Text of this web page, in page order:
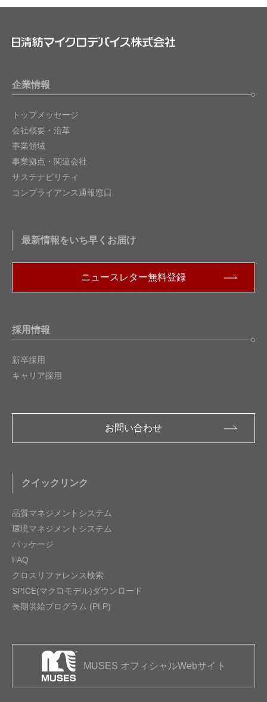
企業情報
トップメッセージ
会社概要・沿革
事業領域
事業拠点・関連会社
サステナビリティ
コンプライアンス通報窓口
最新情報をいち早くお届け
ニュースレター無料登録
採用情報
新卒採用
キャリア採用
お問い合わせ
クイックリンク
品質マネジメントシステム
環境マネジメントシステム
パッケージ
FAQ
クロスリファレンス検索
SPICE(マクロモデル)ダウンロード
長期供給プログラム (PLP)
MUSES オフィシャルWebサイト